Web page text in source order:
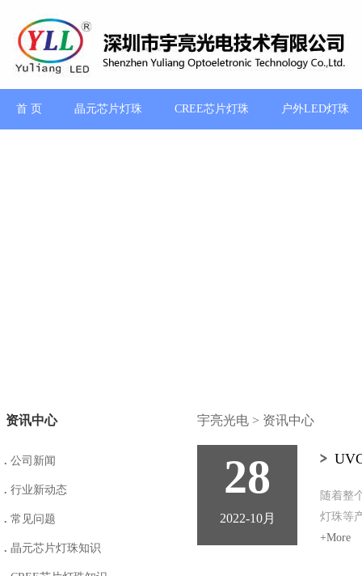
首 页 晶元芯片灯珠 CREE芯片灯珠 户外LED灯珠
资讯中心
. 公司新闻
. 行业新动态
. 常见问题
. 晶元芯片灯珠知识
宇亮光电 > 资讯中心
28
2022-10月
随着整
灯珠等
+More